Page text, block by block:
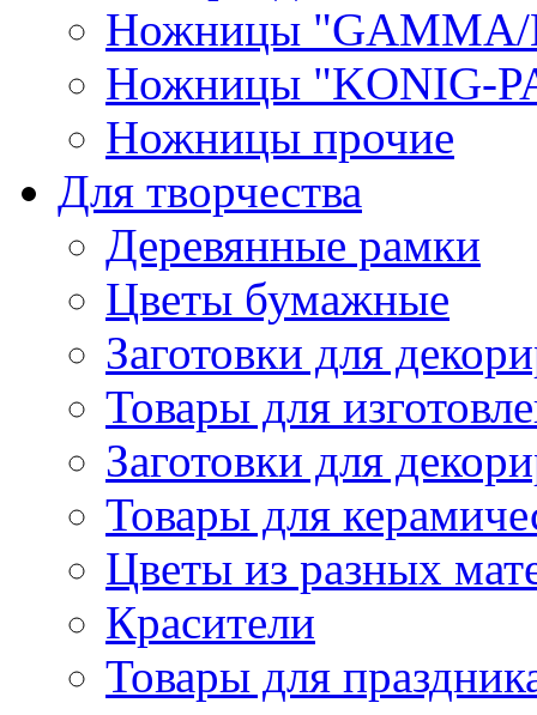
Ножницы "GAMMA/
Ножницы "KONIG-
Ножницы прочие
Для творчества
Деревянные рамки
Цветы бумажные
Заготовки для
Товары для
Заготовки для
Товары для
Цветы из разных
Красители
Товары для